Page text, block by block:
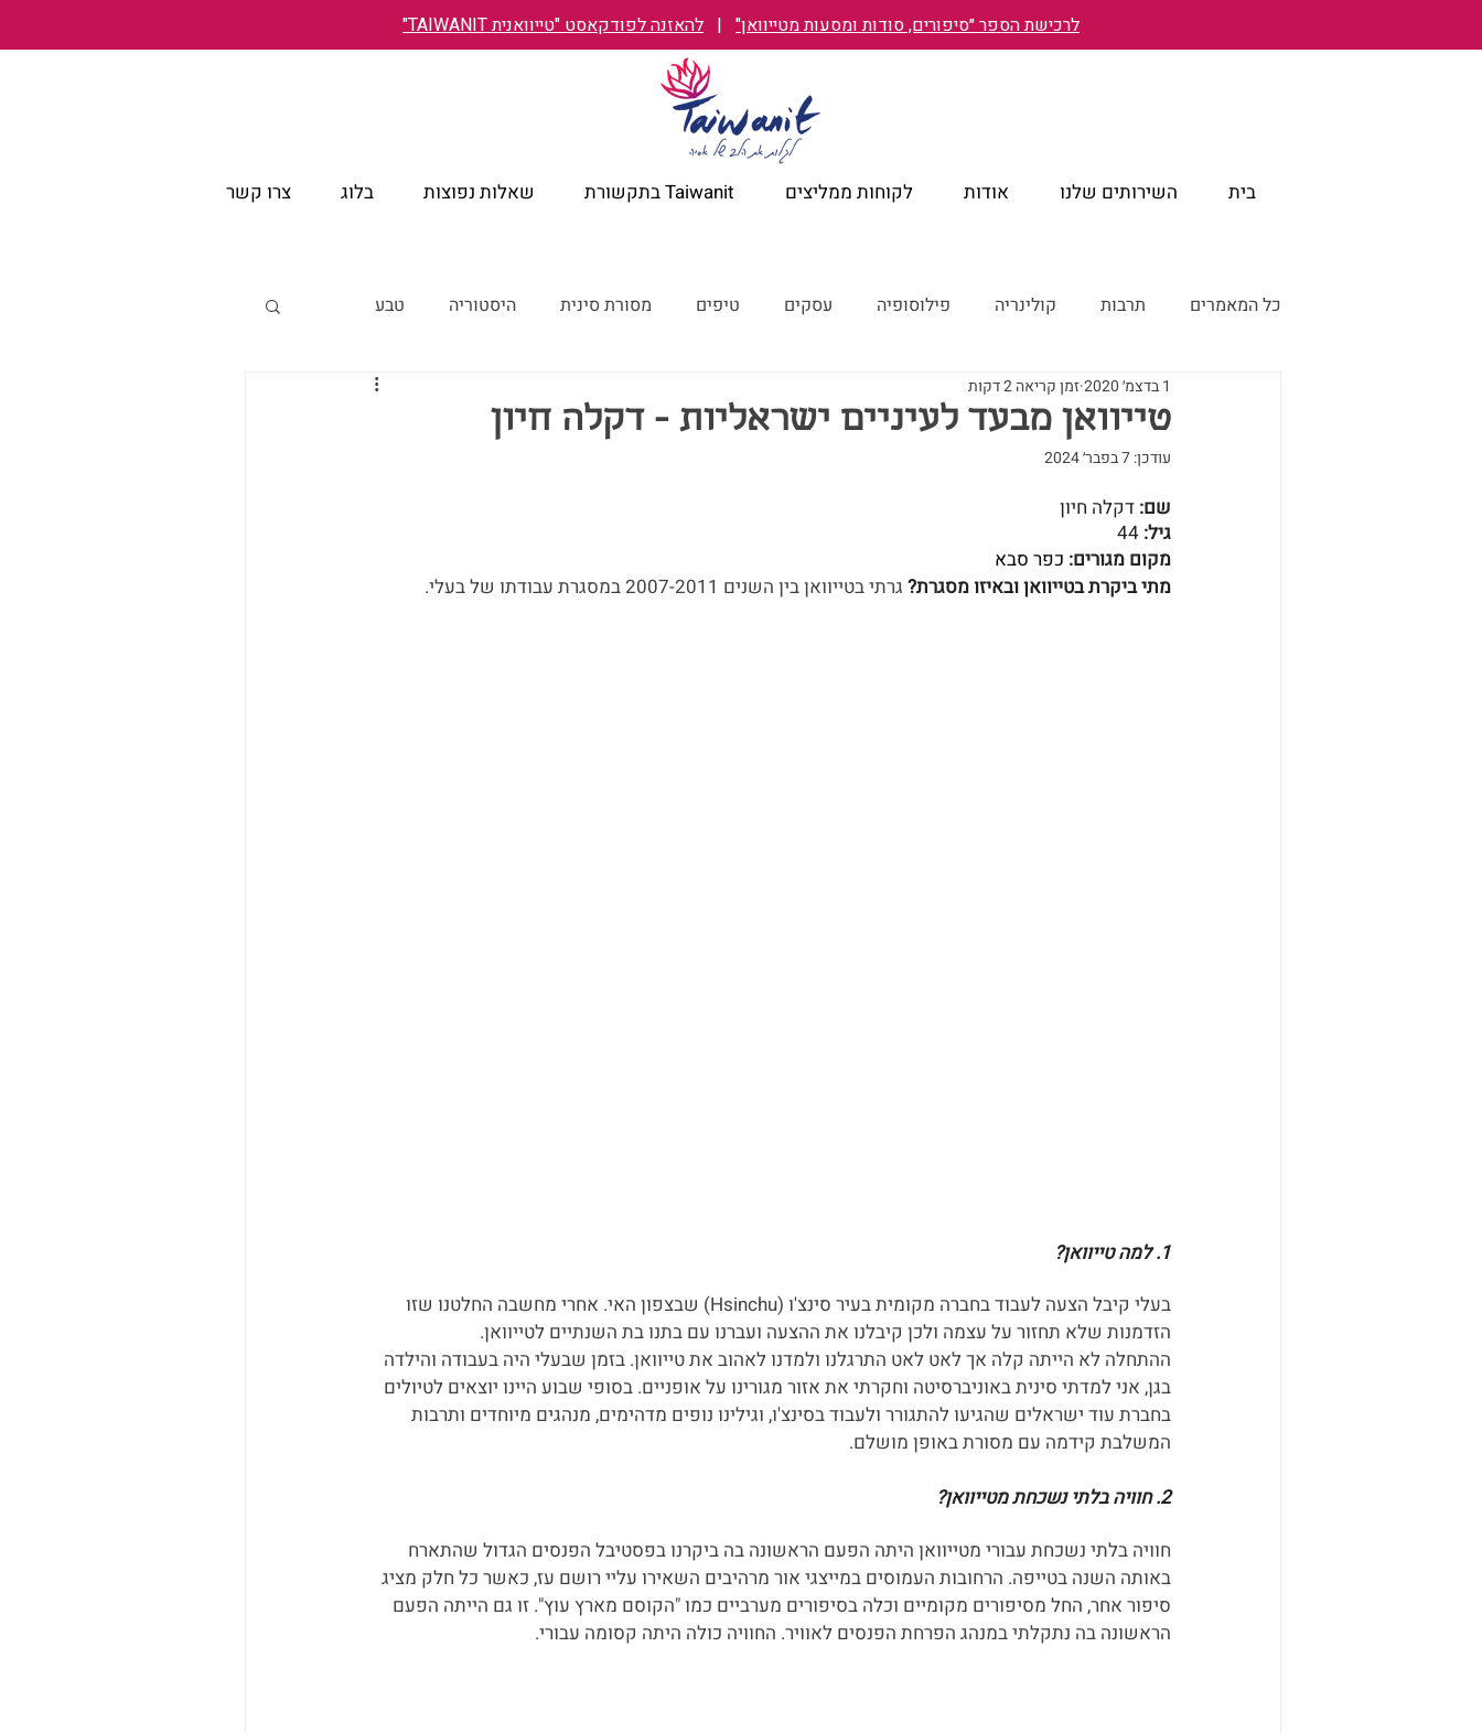
לרכישת הספר ״סיפורים, סודות ומסעות מטייוואן" | להאזנה לפודקאסט "טייוואנית TAIWANIT"
בית השירותים שלנו אודות לקוחות ממליצים Taiwanit בתקשורת שאלות נפוצות בלוג צרו קשר
כל המאמרים תרבות קולינריה פילוסופיה עסקים טיפים מסורת סינית היסטוריה טבע
טייוואן מבעד לעיניים ישראליות
טייוואן מבעד לעיניים ישראליות - דקלה חיון
1 בדצמ׳ 2020 זמן קריאה 2 דקות
עודכן:7 בפבר׳ 2024
שם: דקלה חיון
גיל: 44
מקום מגורים: כפר סבא
מתי ביקרת בטייוואן ובאיזו מסגרת? גרתי בטייוואן בין השנים 2007-2011 במסגרת עבודתו של בעלי.
1. למה טייוואן?
בעלי קיבל הצעה לעבוד בחברה מקומית בעיר סינצ'ו (Hsinchu) שבצפון האי. אחרי מחשבה החלטנו שזו
הזדמנות שלא תחזור על עצמה ולכן קיבלנו את ההצעה ועברנו עם בתנו בת השנתיים לטייוואן.
ההתחלה לא הייתה קלה אך לאט לאט התרגלנו ולמדנו לאהוב את טייוואן. בזמן שבעלי היה בעבודה והילדה
בגן, אני למדתי סינית באוניברסיטה וחקרתי את אזור מגורינו על אופניים. בסופי שבוע היינו יוצאים לטיולים
בחברת עוד ישראלים שהגיעו להתגורר ולעבוד בסינצ'ו, וגילינו נופים מדהימים, מנהגים מיוחדים ותרבות
המשלבת קידמה עם מסורת באופן מושלם.
2. חוויה בלתי נשכחת מטייוואן?
חוויה בלתי נשכחת עבורי מטייוואן היתה הפעם הראשונה בה ביקרנו בפסטיבל הפנסים הגדול שהתארח
באותה השנה בטייפה. הרחובות העמוסים במייצגי אור מרהיבים השאירו עליי רושם עז, כאשר כל חלק מציג
סיפור אחר, החל מסיפורים מקומיים וכלה בסיפורים מערביים כמו "הקוסם מארץ עוץ". זו גם הייתה הפעם
הראשונה בה נתקלתי במנהג הפרחת הפנסים לאוויר. החוויה כולה היתה קסומה עבורי.